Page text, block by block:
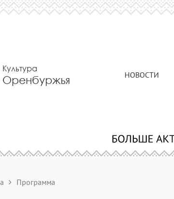
Культура
Оренбуржья НОВОСТИ
Программа